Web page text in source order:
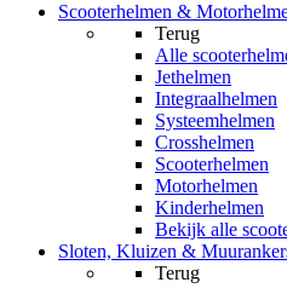
Scooterhelmen &
Terug
Alle
Jethelmen
Integraalhelmen
Systeemhelmen
Crosshelmen
Scooterhelmen
Motorhelmen
Kinderhelmen
Bekijk alle
Sloten, Kluizen &
Terug